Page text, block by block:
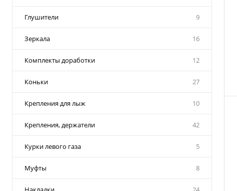
Глушители 9
Зеркала 16
Комплекты доработки 12
Коньки 27
Крепления для лыж 10
Крепления, держатели 42
Курки левого газа 5
Муфты 8